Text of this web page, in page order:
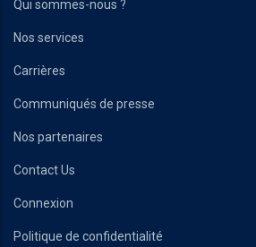
Qui sommes-nous ?
Nos services
Carrières
Communiqués de presse
Nos partenaires
Contact Us
Connexion
Politique de confidentialité